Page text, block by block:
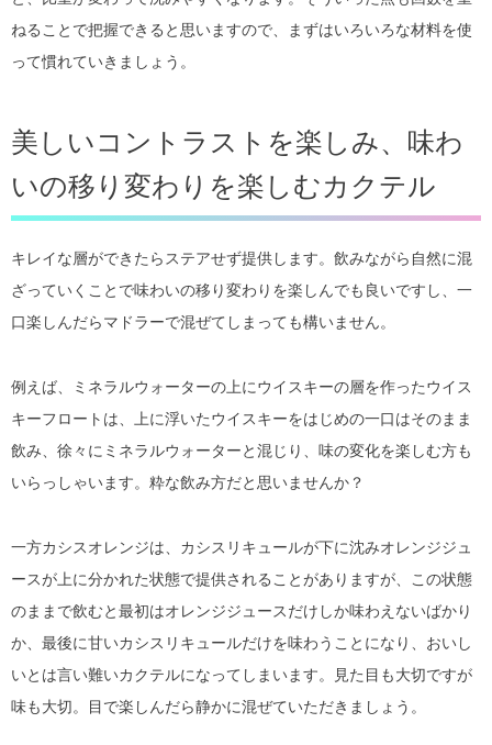
ねることで把握できると思いますので、まずはいろいろな材料を使
って慣れていきましょう。
美しいコントラストを楽しみ、味わ
いの移り変わりを楽しむカクテル
キレイな層ができたらステアせず提供します。飲みながら自然に混
ざっていくことで味わいの移り変わりを楽しんでも良いですし、一
口楽しんだらマドラーで混ぜてしまっても構いません。
例えば、ミネラルウォーターの上にウイスキーの層を作ったウイス
キーフロートは、上に浮いたウイスキーをはじめの一口はそのまま
飲み、徐々にミネラルウォーターと混じり、味の変化を楽しむ方も
いらっしゃいます。粋な飲み方だと思いませんか？
一方カシスオレンジは、カシスリキュールが下に沈みオレンジジュ
ースが上に分かれた状態で提供されることがありますが、この状態
のままで飲むと最初はオレンジジュースだけしか味わえないばかり
か、最後に甘いカシスリキュールだけを味わうことになり、おいし
いとは言い難いカクテルになってしまいます。見た目も大切ですが
味も大切。目で楽しんだら静かに混ぜていただきましょう。